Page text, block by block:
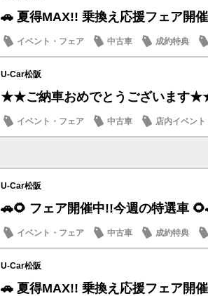
🚗 夏得MAX!! 乗換え応援フェア開
イベント・フェア 中古車 成約特典
U-Car松阪
★★ご納車おめでとうございます
イベント・フェア 中古車 店内イベント
U-Car松阪
🚗🌻 フェア開催中!!今週の特選車
イベント・フェア 中古車 成約特典
U-Car松阪
🚗 夏得MAX!! 乗換え応援フェア開